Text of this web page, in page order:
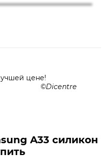
цене!
Dicentre
A33 силикон